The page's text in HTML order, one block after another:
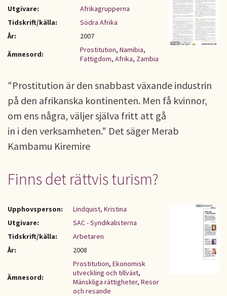
Utgivare:
Afrikagrupperna
Tidskrift/källa:
Södra Afrika
År:
2007
Ämnesord:
Prostitution, Namibia,
Fattigdom, Afrika, Zambia
"Prostitution är den snabbast växande industrin
på den afrikanska kontinenten. Men få kvinnor,
om ens några, väljer själva fritt att gå
in i den verksamheten." Det säger Merab
Kambamu Kiremire
Finns det rättvis turism?
Upphovsperson:
Lindquist, Kristina
Utgivare:
SAC - Syndikalisterna
Tidskrift/källa:
Arbetaren
År:
2008
Ämnesord:
Prostitution, Ekonomisk
utveckling och tillväxt,
Mänskliga rättigheter, Resor
och resande